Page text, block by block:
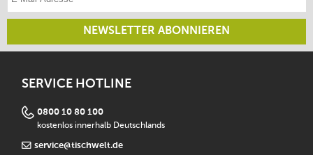
NEWSLETTER ABONNIEREN
SERVICE HOTLINE
0800 10 80 100
kostenlos innerhalb Deutschlands
service@tischwelt.de